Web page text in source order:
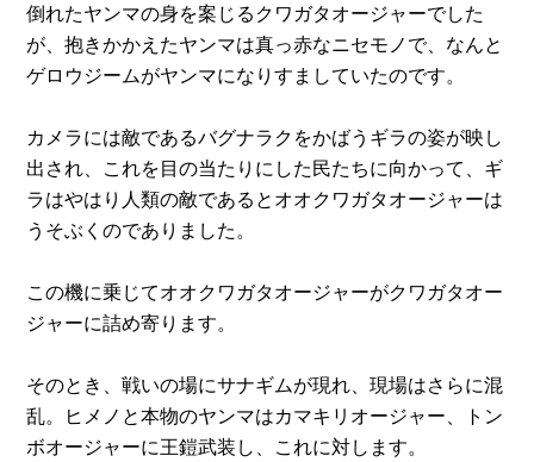
倒れたヤンマの身を案じるクワガタオージャーでした
が、抱きかかえたヤンマは真っ赤なニセモノで、なんと
ゲロウジームがヤンマになりすましていたのです。
カメラには敵であるバグナラクをかばうギラの姿が映し
出され、これを目の当たりにした民たちに向かって、ギ
ラはやはり人類の敵であるとオオクワガタオージャーは
うそぶくのでありました。
この機に乗じてオオクワガタオージャーがクワガタオー
ジャーに詰め寄ります。
そのとき、戦いの場にサナギムが現れ、現場はさらに混
乱。ヒメノと本物のヤンマはカマキリオージャー、トン
ボオージャーに王鎧武装し、これに対します。